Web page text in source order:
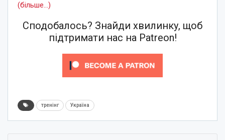
(більше…)
Сподобалось? Знайди хвилинку, щоб
підтримати нас на Patreon!
тренінг Україна